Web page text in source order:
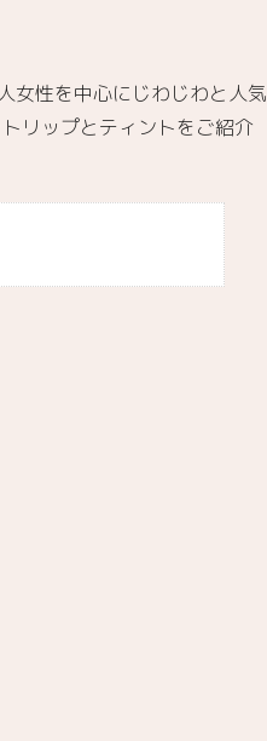
女性を中心にじわじわと人気
リップとティントをご紹介